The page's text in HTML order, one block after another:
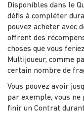
Disponibles dans le
défis à compléter
pouvez acheter avec
offrent des
choses que vous
Multijoueur, comme
certain nombre de
Vous pouvez avoir
par exemple, vous ne
finir un Contrat